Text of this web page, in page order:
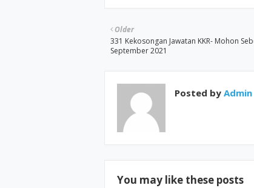
Older
331 Kekosongan Jawatan KKR- Mohon
September 2021
Posted by Admin
You may like these posts